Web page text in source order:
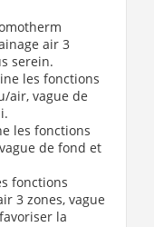
air 3
serein.
les fonctions
air, vague de
les fonctions
de fond et
fonctions
3 zones, vague
la